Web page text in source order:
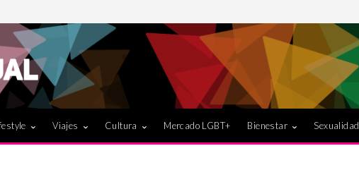
Viajes Cultura Mercado LGBT+ Bienestar Sexualidad